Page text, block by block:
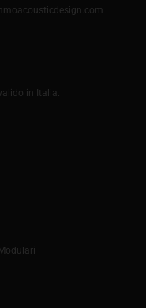
in Italia.